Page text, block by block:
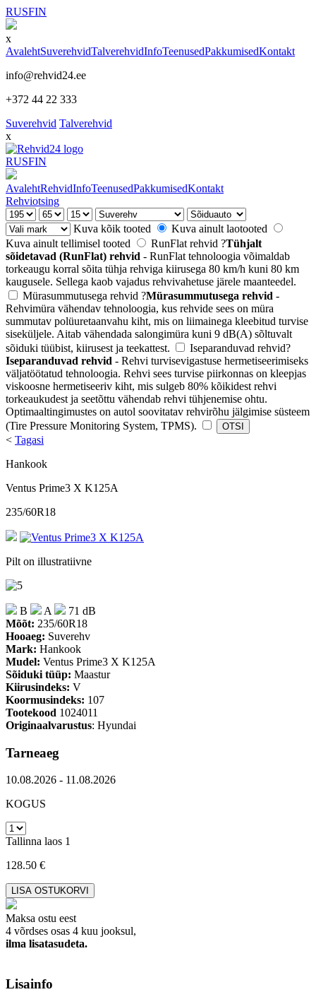
RUSFIN
x
AvalehtSuverehvidTalverehvidInfoTeenusedPakkumisedKontakt
info@rehvid24.ee
+372 44 22 333
Suverehvid Talverehvid
x
RUSFIN
AvalehtRehvidInfoTeenusedPakkumisedKontakt
Rehviotsing
Kuva kõik tooted
Kuva ainult laotooted
Kuva ainult tellimisel tooted
RunFlat rehvid ?Tühjalt
sõidetavad (RunFlat) rehvid - RunFlat tehnoloogia võimaldab
torkeaugu korral sõita tühja rehviga kiirusega 80 km/h kuni 80 km
kaugusele. Sellega kaob vajadus rehvivahetuse järele maanteedel.
Mürasummutusega rehvid ?Mürasummutusega rehvid -
Rehvimüra vähendav tehnoloogia, kus rehvide sees on müra
summutav polüuretaanvahu kiht, mis on liimainega kleebitud turvise
siseküljele. Aitab vähendada salongimüra kuni 9 dB(A) sõltuvalt
sõiduki tüübist, kiirusest ja teekattest.
Iseparanduvad rehvid?
Iseparanduvad rehvid - Rehvi turvisevigastuse hermetiseerimiseks
väljatöötatud tehnoloogia. Rehvi sees turvise piirkonnas on kleepjas
viskoosne hermetiseeriv kiht, mis sulgeb 80% kõikidest rehvi
torkeaukudest ja seetõttu vähendab rehvi tühjenemise ohtu.
Optimaaltingimustes on autol soovitatav rehvirõhu jälgimise süsteem
(Tire Pressure Monitoring System, TPMS).
< Tagasi
Hankook
Ventus Prime3 X K125A
235/60R18
Pilt on illustratiivne
B A
71 dB
Mõõt: 235/60R18
Hooaeg: Suverehv
Mark: Hankook
Mudel: Ventus Prime3 X K125A
Sõiduki tüüp: Maastur
Kiirusindeks: V
Koormusindeks: 107
Tootekood 1024011
Originaalvarustus: Hyundai
Tarneaeg
10.08.2026 - 11.08.2026
KOGUS
Tallinna laos 1
128.50 €
Maksa ostu eest
4 võrdses osas 4 kuu jooksul,
ilma lisatasudeta.
Lisainfo